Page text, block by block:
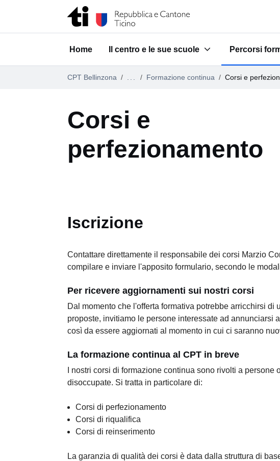
Vai al contenuto della pagina
Home Il centro e le sue scuole
Submenu for "Il centro e le sue scuole"
Percorsi
Submenu
CPT Bellinzona Formazione continua Corsi e
Corsi e
perfezionamento
Iscrizione
Contattare direttamente il responsabile dei corsi Marzio
compilare e inviare l'apposito formulario, secondo le
Per ricevere aggiornamenti sui nostri corsi
Dal momento che l'offerta formativa potrebbe arricchirsi di
proposte, invitiamo le persone interessate ad annunciarsi
così da essere aggiornati al momento in cui ci saranno
La formazione continua al CPT in breve
I nostri corsi di formazione continua sono rivolti a persone
disoccupate. Si tratta in particolare di:
Corsi di perfezionamento
Corsi di riqualifica
Corsi di reinserimento
La garanzia di qualità dei corsi è data dalla struttura di